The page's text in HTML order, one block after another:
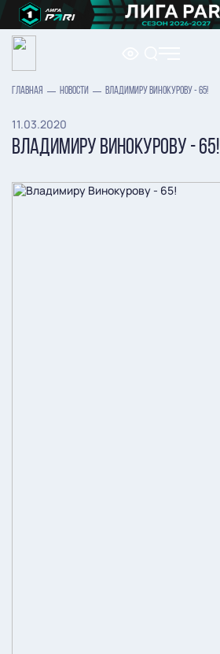
ГЛАВНАЯ НОВОСТИ ВЛАДИМИРУ ВИНОКУРОВУ - 65!
11.03.2020
ВЛАДИМИРУ ВИНОКУРОВУ - 65!